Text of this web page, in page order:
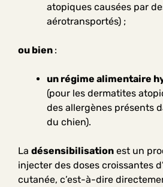
atopiques causées par
aérotransportés) ;
ou bien :
un régime alimentaire
(pour les dermatites
des allergènes présents
du chien).
La désensibilisation est un
injecter des doses croissantes
cutanée, c’est-à-dire